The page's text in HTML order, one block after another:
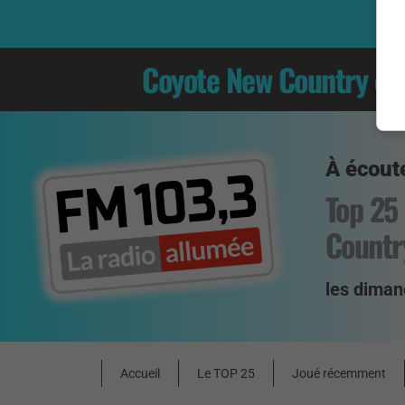
Coyote New Country
À
Top
les
Accueil Le TOP 25 Joué récemment